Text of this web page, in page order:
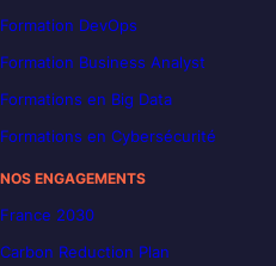
Formation DevOps
Formation Business Analyst
Formations en Big Data
Formations en Cybersécurité
NOS ENGAGEMENTS
France 2030
Carbon Reduction Plan